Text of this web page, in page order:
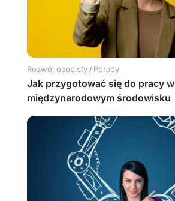
Rozwój osobisty / Porady
Jak przygotować się do pracy w
międzynarodowym środowisku